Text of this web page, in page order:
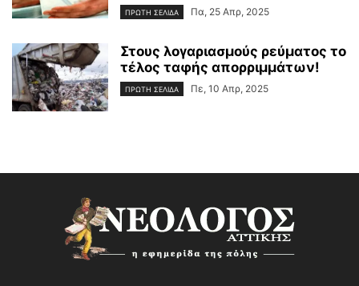
ΠΡΩΤΗ ΣΕΛΙΔΑ Πα, 25 Απρ, 2025
Στους λογαριασμούς ρεύματος το
τέλος ταφής απορριμμάτων!
ΠΡΩΤΗ ΣΕΛΙΔΑ Πε, 10 Απρ, 2025